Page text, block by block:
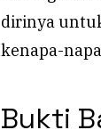
dirinya
kenapa-
Bukti